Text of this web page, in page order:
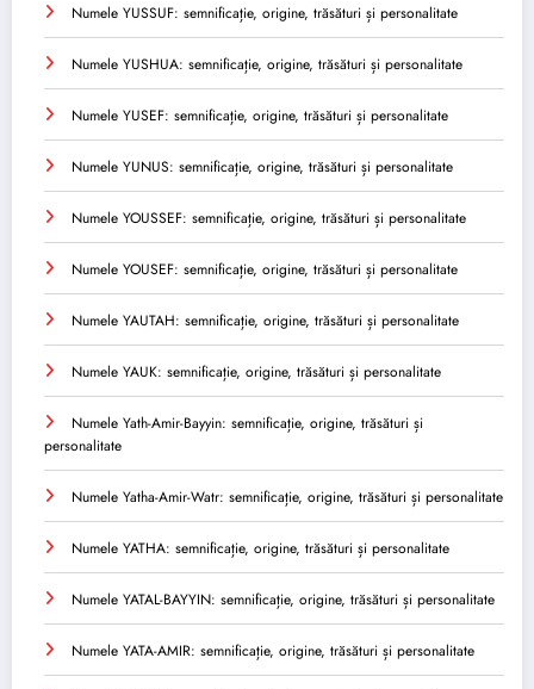
Numele YUSSUF: semnificație, origine, trăsături și personalitate
Numele YUSHUA: semnificație, origine, trăsături și personalitate
Numele YUSEF: semnificație, origine, trăsături și personalitate
Numele YUNUS: semnificație, origine, trăsături și personalitate
Numele YOUSSEF: semnificație, origine, trăsături și personalitate
Numele YOUSEF: semnificație, origine, trăsături și personalitate
Numele YAUTAH: semnificație, origine, trăsături și personalitate
Numele YAUK: semnificație, origine, trăsături și personalitate
Numele Yath-Amir-Bayyin: semnificație, origine, trăsături și
personalitate
Numele Yatha-Amir-Watr: semnificație, origine, trăsături și personalitate
Numele YATHA: semnificație, origine, trăsături și personalitate
Numele YATAL-BAYYIN: semnificație, origine, trăsături și personalitate
Numele YATA-AMIR: semnificație, origine, trăsături și personalitate